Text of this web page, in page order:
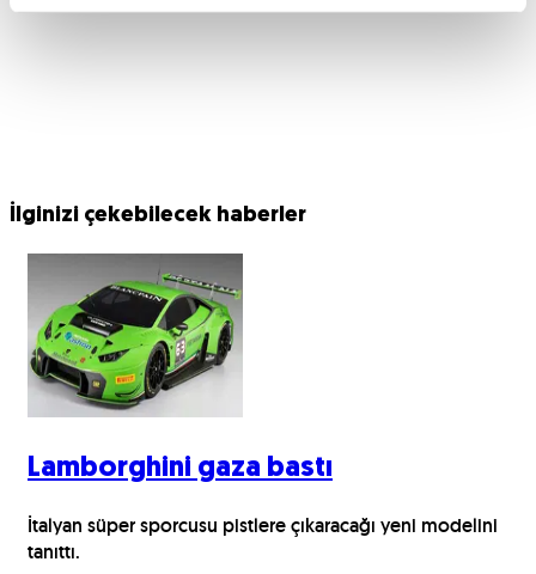
İlginizi çekebilecek haberler
Lamborghini gaza bastı
İtalyan süper sporcusu pistlere çıkaracağı yeni modelini
tanıttı.